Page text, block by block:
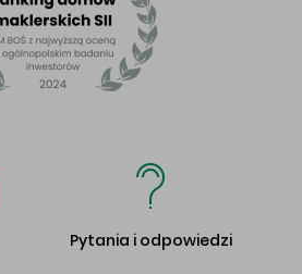
Pytania i odpowiedzi